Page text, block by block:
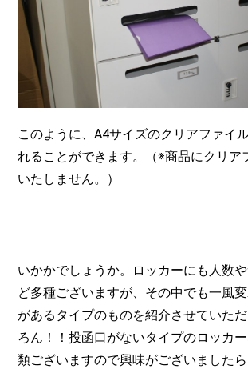
このように、A4サイズのクリアファイ
れることができます。（※商品にクリア
いたしません。）
いかかでしょうか。ロッカーにも人数
ど多種ございますが、その中でも一風
があるタイプのものを紹介させていた
ろん！！投函口がないタイプのロッカ
類ございますので興味がございました